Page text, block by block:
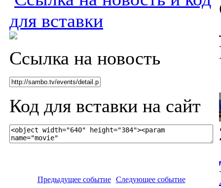
для вставки
Ссылка на новость
Код для вставки на сайт
Предыдущее событие Следующее событие